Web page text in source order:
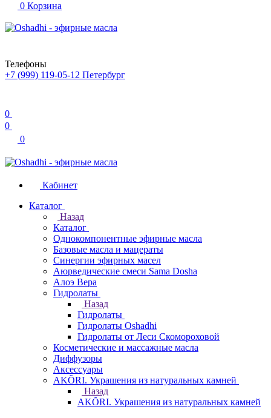
0 Корзина
Телефоны
+7 (999) 119-05-12 Петербург
0
0
0
Кабинет
Каталог
Назад
Каталог
Однокомпонентные эфирные масла
Базовые масла и мацераты
Синергии эфирных масел
Аюрведические смеси Sama Dosha
Алоэ Вера
Гидролаты
Назад
Гидролаты
Гидролаты Oshadhi
Гидролаты от Леси Скомороховой
Косметические и массажные масла
Диффузоры
Аксессуары
AKÕRI. Украшения из натуральных камней
Назад
AKÕRI. Украшения из натуральных камней